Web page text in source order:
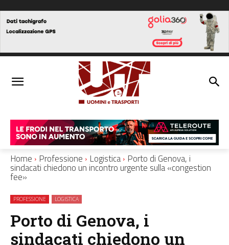
Home Professione Logistica Porto di Genova, i
sindacati chiedono un incontro urgente sulla «congestion
fee»
PROFESSIONE LOGISTICA
Porto di Genova, i
sindacati chiedono un